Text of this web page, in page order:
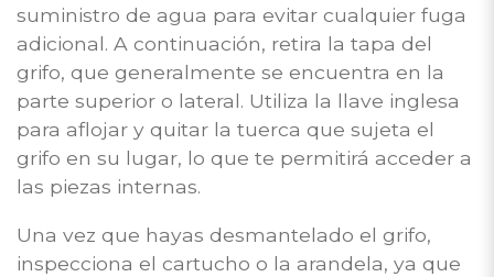
suministro de agua para evitar cualquier fuga
adicional. A continuación, retira la tapa del
grifo, que generalmente se encuentra en la
parte superior o lateral. Utiliza la llave inglesa
para aflojar y quitar la tuerca que sujeta el
grifo en su lugar, lo que te permitirá acceder a
las piezas internas.
Una vez que hayas desmantelado el grifo,
inspecciona el cartucho o la arandela, ya que